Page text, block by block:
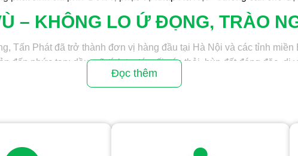
– KHÔNG LO Ứ ĐỌNG, TRÀO
Tấn Phát đã trở thành đơn vị hàng đầu tại Hà Nội và các tỉnh
phức tạp: dầu mỡ tích tụ, tóc rối, rác thải, bùn đất đóng đặc, dị
khu công nghiệp, tòa nhà văn phòng, bếp ăn công suất lớn.
Đọc thêm